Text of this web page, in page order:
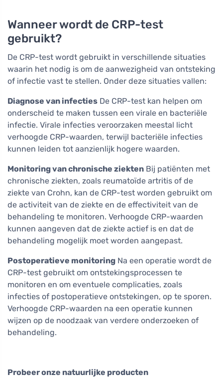
Wanneer wordt de CRP-test
gebruikt?
De CRP-test wordt gebruikt in verschillende situaties
waarin het nodig is om de aanwezigheid van ontsteking
of infectie vast te stellen. Onder deze situaties vallen:
Diagnose van infecties De CRP-test kan helpen om
onderscheid te maken tussen een virale en bacteriële
infectie. Virale infecties veroorzaken meestal licht
verhoogde CRP-waarden, terwijl bacteriële infecties
kunnen leiden tot aanzienlijk hogere waarden.
Monitoring van chronische ziekten Bij patiënten met
chronische ziekten, zoals reumatoïde artritis of de
ziekte van Crohn, kan de CRP-test worden gebruikt om
de activiteit van de ziekte en de effectiviteit van de
behandeling te monitoren. Verhoogde CRP-waarden
kunnen aangeven dat de ziekte actief is en dat de
behandeling mogelijk moet worden aangepast.
Postoperatieve monitoring Na een operatie wordt de
CRP-test gebruikt om ontstekingsprocessen te
monitoren en om eventuele complicaties, zoals
infecties of postoperatieve ontstekingen, op te sporen.
Verhoogde CRP-waarden na een operatie kunnen
wijzen op de noodzaak van verdere onderzoeken of
behandeling.
Probeer onze natuurlijke producten